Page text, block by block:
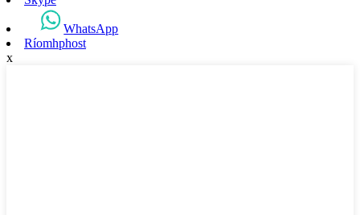
WhatsApp
Ríomhphost
x